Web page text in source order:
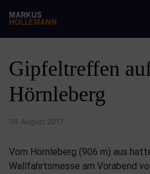
Gipfeltreffen
Hörnleberg
18. August 2017
Vom Hörnleberg (906 m) aus
Wallfahrtsmesse am Vorabend